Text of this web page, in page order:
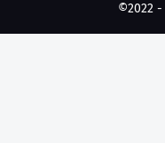
©2022 -